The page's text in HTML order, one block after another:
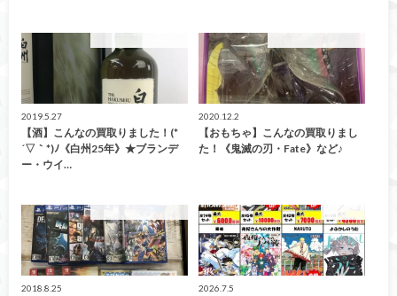
2019.5.27
【酒】こんなの買取りました！(*
´▽｀*)ﾉ《白州25年》★ブランデ
ー・ウイ…
2020.12.2
【おもちゃ】こんなの買取りまし
た！《鬼滅の刃・Fate》など♪
2018.8.25
買取告知
2026.7.5